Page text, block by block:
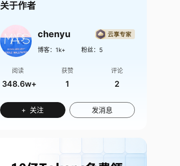
关于作者
chenyu
博客： 1k+ 粉丝： 5
阅读
348.6w+
获赞
1
评论
2
+ 关注 发消息